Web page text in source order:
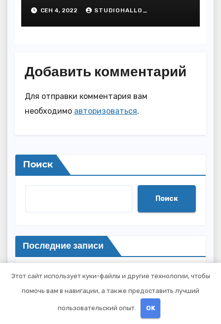
публицист с бесподобной
биографией и
многочисленными
СЕН 4, 2022 STUDIOHALLO_
Добавить комментарий
Для отправки комментария вам
необходимо авторизоваться.
Поиск
Поиск
Последние записи
Процесс вывода из запоя: основные этапы
и методы
Веб-администрирование средствами
Этот сайт использует куки-файлы и другие технологии, чтобы
помочь вам в навигации, а также предоставить лучший
пользовательский опыт. OK